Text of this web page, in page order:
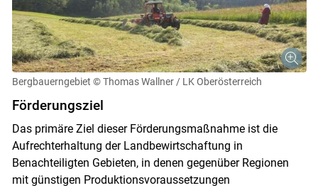
Bergbauerngebiet © Thomas Wallner / LK Oberösterreich
Förderungsziel
Das primäre Ziel dieser Förderungsmaßnahme ist die
Aufrechterhaltung der Landbewirtschaftung in
Benachteiligten Gebieten, in denen gegenüber Regionen
mit günstigen Produktionsvoraussetzungen